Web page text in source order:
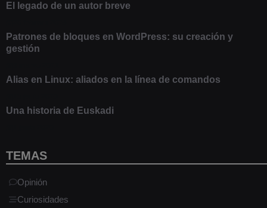
El legado de un autor breve
Patrones de bloques en WordPress: su creación y
gestión
Alias en Linux: aliados en la línea de comandos
Una historia de Euskadi
TEMAS
Opinión
Curiosidades